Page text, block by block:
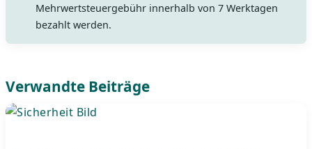
Mehrwertsteuergebühr inner­halb von 7 Wer­ktagen
beza­hlt wer­den.
Verwandte Beiträge